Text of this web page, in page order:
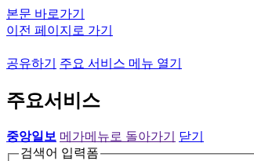
본문 바로가기
이전 페이지로 가기
공유하기 주요 서비스 메뉴 열기
주요서비스
중앙일보 메가메뉴로 돌아가기
닫기
검색어 입력폼